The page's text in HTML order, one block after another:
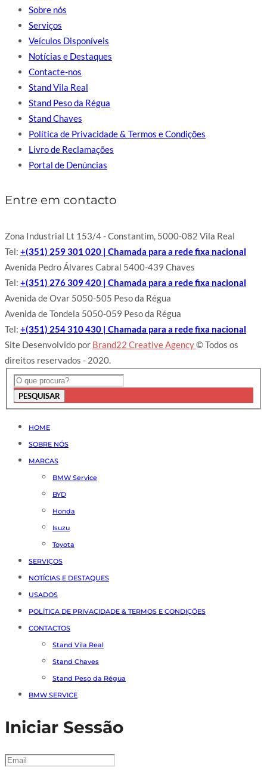
Sobre nós
Serviços
Veículos Disponíveis
Notícias e Destaques
Contacte-nos
Stand Vila Real
Stand Peso da Régua
Stand Chaves
Política de Privacidade & Termos e Condições
Livro de Reclamações
Portal de Denúncias
Entre em contacto
Zona Industrial Lt 153/4 - Constantim, 5000-082 Vila Real
Tel: +(351) 259 301 020 | Chamada para a rede fixa nacional
Avenida Pedro Álvares Cabral 5400-439 Chaves
Tel: +(351) 276 309 420 | Chamada para a rede fixa nacional
Avenida de Ovar 5050-505 Peso da Régua
Avenida de Tondela 5050-059 Peso da Régua
Tel: +(351) 254 310 430 | Chamada para a rede fixa nacional
Site Desenvolvido por Brand22 Creative Agency© Todos os
direitos reservados - 2020.
PESQUISAR
HOME
SOBRE NÓS
MARCAS
BMW Service
BYD
Honda
Isuzu
Toyota
SERVIÇOS
NOTÍCIAS E DESTAQUES
USADOS
POLÍTICA DE PRIVACIDADE & TERMOS E CONDIÇÕES
CONTACTOS
Stand Vila Real
Stand Chaves
Stand Peso da Régua
BMW SERVICE
Iniciar Sessão